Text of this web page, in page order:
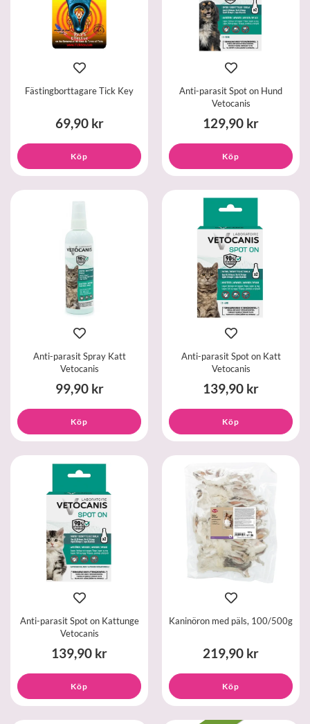
Fästingborttagare Tick Key
69,90 kr
Köp
Anti-parasit Spot on Hund
Vetocanis
129,90 kr
Köp
Anti-parasit Spray Katt
Vetocanis
99,90 kr
Köp
Anti-parasit Spot on Katt
Vetocanis
139,90 kr
Köp
Anti-parasit Spot on Kattunge
Vetocanis
139,90 kr
Köp
Kaninöron med päls, 100/500g
219,90 kr
Köp